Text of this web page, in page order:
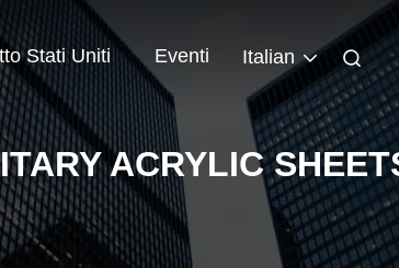
Stati Uniti Eventi Italian
ACRYLIC